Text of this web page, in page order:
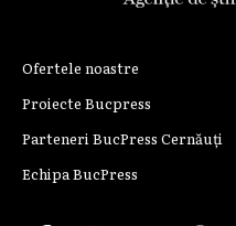
Ofertele noastre
Proiecte Bucpress
Parteneri BucPress Cernăuți
Echipa BucPress